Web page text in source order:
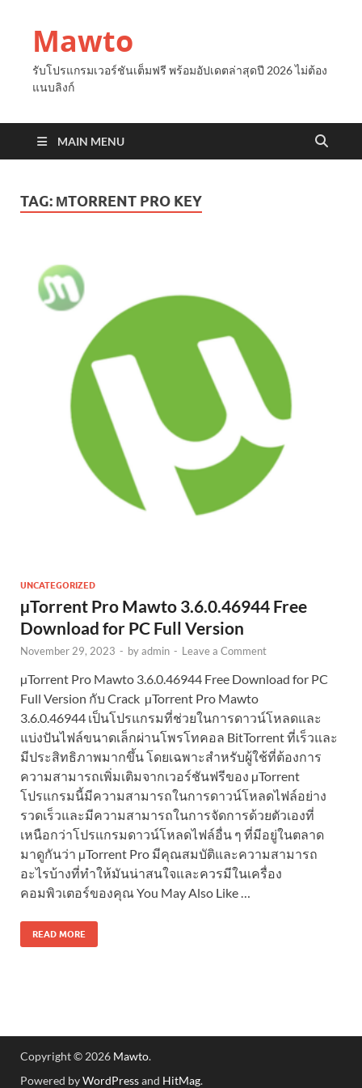
Mawto
รับโปรแกรมเวอร์ชันเต็มฟรี พร้อมอัปเดตล่าสุดปี 2026 ไม่ต้อง
แนบลิงก์
MAIN MENU
TAG: ΜTORRENT PRO KEY
UNCATEGORIZED
µTorrent Pro Mawto 3.6.0.46944 Free
Download for PC Full Version
November 29, 2023 - byadmin - Leave a Comment
µTorrent Pro Mawto 3.6.0.46944 Free Download for PC
Full Version กับ Crack µTorrent Pro Mawto
3.6.0.46944 เป็นโปรแกรมที่ช่วยในการดาวน์โหลดและ
แบ่งปันไฟล์ขนาดเล็กผ่านโพรโทคอล BitTorrent ที่เร็วและ
มีประสิทธิภาพมากขึ้น โดยเฉพาะสำหรับผู้ใช้ที่ต้องการ
ความสามารถเพิ่มเติมจากเวอร์ชันฟรีของ µTorrent
โปรแกรมนี้มีความสามารถในการดาวน์โหลดไฟล์อย่าง
รวดเร็วและมีความสามารถในการจัดการด้วยตัวเองที่
เหนือกว่าโปรแกรมดาวน์โหลดไฟล์อื่น ๆ ที่มีอยู่ในตลาด
มาดูกันว่า µTorrent Pro มีคุณสมบัติและความสามารถ
อะไรบ้างที่ทำให้มันน่าสนใจและควรมีในเครื่อง
คอมพิวเตอร์ของคุณ You May Also Like …
READ MORE
Copyright © 2026 Mawto.
Powered byWordPressand HitMag.